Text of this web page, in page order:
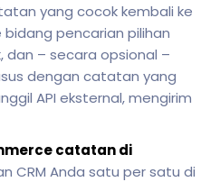
yang cocok kembali ke
pencarian pilihan
dan – secara opsional –
dengan catatan yang
API eksternal, mengirim
catatan di
CRM Anda satu per satu di